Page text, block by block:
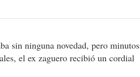
sin ninguna novedad, pero minutos
el ex zaguero recibió un cordial